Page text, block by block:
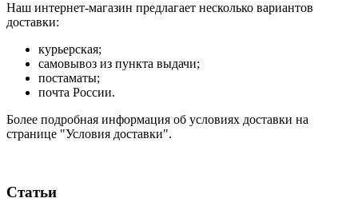
Наш интернет-магазин предлагает несколько вариантов
доставки:
курьерская;
самовывоз из пункта выдачи;
постаматы;
почта России.
Более подробная информация об условиях доставки на
странице "Условия доставки".
Статьи